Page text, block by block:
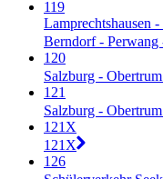
119
Lamprechtshausen
Berndorf - Perwang
120
Salzburg -
121
Salzburg -
121X
121X
126